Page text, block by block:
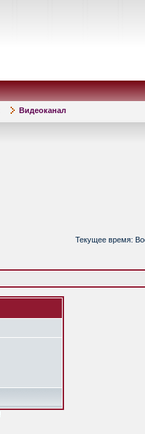
Видеоканал
Текущее время: